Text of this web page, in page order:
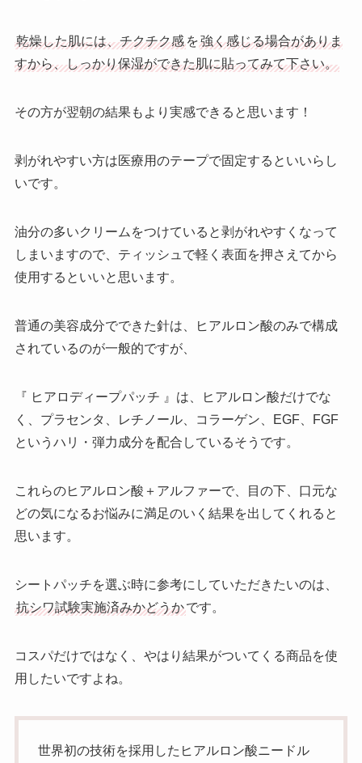
乾燥した肌には、チクチク感を強く感じる場合がありま
すから、しっかり保湿ができた肌に貼ってみて下さい。
その方が翌朝の結果もより実感できると思います！
剥がれやすい方は医療用のテープで固定するといいらし
いです。
油分の多いクリームをつけていると剥がれやすくなって
しまいますので、ティッシュで軽く表面を押さえてから
使用するといいと思います。
普通の美容成分でできた針は、ヒアルロン酸のみで構成
されているのが一般的ですが、
『 ヒアロディープパッチ 』は、ヒアルロン酸だけでな
く、プラセンタ、レチノール、コラーゲン、EGF、FGF
というハリ・弾力成分を配合しているそうです。
これらのヒアルロン酸＋アルファーで、目の下、口元な
どの気になるお悩みに満足のいく結果を出してくれると
思います。
シートパッチを選ぶ時に参考にしていただきたいのは、
抗シワ試験実施済みかどうかです。
コスパだけではなく、やはり結果がついてくる商品を使
用したいですよね。
世界初の技術を採用したヒアルロン酸ニードル